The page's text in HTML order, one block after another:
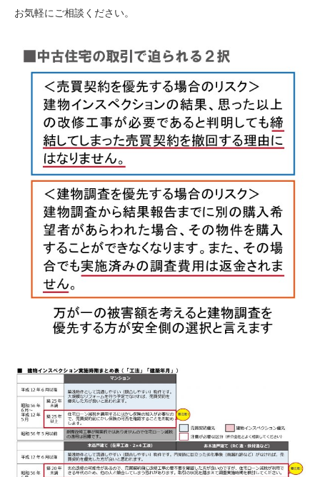
お気軽にご相談ください。